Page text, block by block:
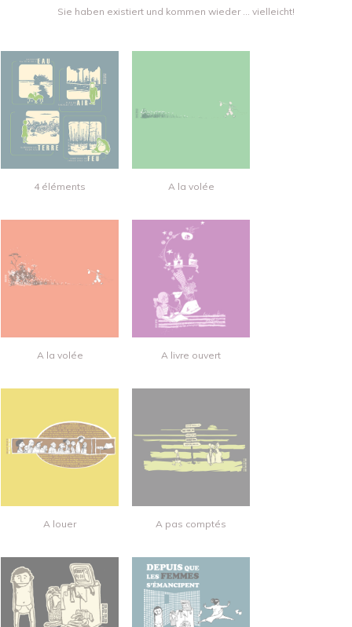
Sie haben existiert und kommen wieder ... vielleicht!
4 éléments A la volée
A la volée A livre ouvert
A louer A pas comptés